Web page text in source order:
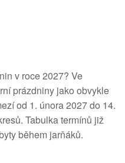
v roce 2027? Ve
prázdniny jako obvykle
od 1. února 2027 do 14.
Tabulka termínů již
během jarňáků.